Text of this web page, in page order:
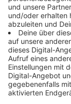
Verpass'